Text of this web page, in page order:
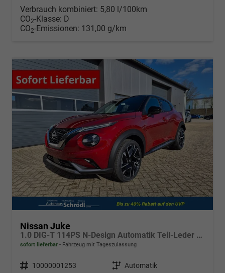
Verbrauch kombiniert: 5,80 l/100km
CO2-Klasse: D
CO2-Emissionen: 131,00 g/km
Nissan Juke
1.0 DIG-T 114PS N-Design Automatik Teil-Leder Klimaautomatik Sitzheizung Lenkradheizung PDC v+h Rückf.Kamera Navi 19"LM Bluetooth Touchscreen Apple CarPlay Android Auto
sofort lieferbar Fahrzeug mit Tageszulassung
Fahrzeugnr. 10000001253 Getriebe Automatik